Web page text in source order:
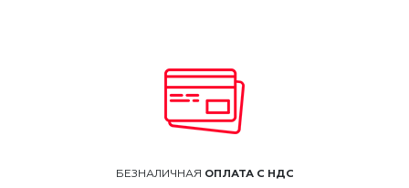
БЕЗНАЛИЧНАЯ ОПЛАТА С НДС